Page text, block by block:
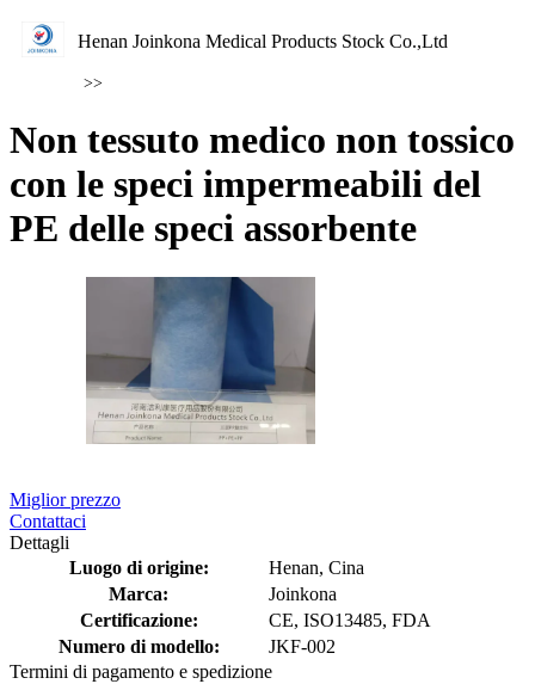
Henan Joinkona Medical Products Stock Co.,Ltd
>>
Non tessuto medico non tossico
con le speci impermeabili del
PE delle speci assorbente
Miglior prezzo
Contattaci
Dettagli
Luogo di origine:
Henan, Cina
Marca:
Joinkona
Certificazione:
CE, ISO13485, FDA
Numero di modello:
JKF-002
Termini di pagamento e spedizione